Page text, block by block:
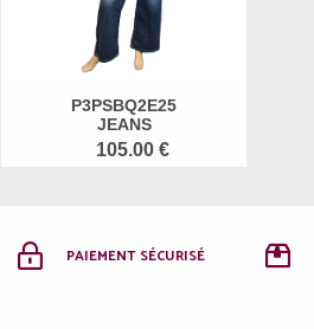
P3PSBQ2E25
JEANS
105.00 €
PAIEMENT SÉCURISÉ